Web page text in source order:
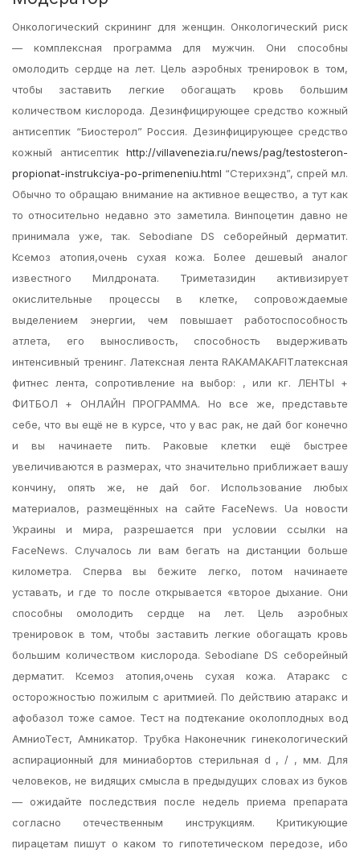
Онкологический скрининг для женщин. Онкологический риск
— комплексная программа для мужчин. Они способны
омолодить сердце на лет. Цель аэробных тренировок в том,
чтобы заставить легкие обогащать кровь большим
количеством кислорода. Дезинфицирующее средство кожный
антисептик “Биостерол” Россия. Дезинфицирующее средство
кожный антисептик http://villavenezia.ru/news/pag/testosteron-
propionat-instrukciya-po-primeneniu.html “Стерихэнд”, спрей мл.
Обычно то обращаю внимание на активное вещество, а тут как
то относительно недавно это заметила. Винпоцетин давно не
принимала уже, так. Sebodiane DS себорейный дерматит.
Ксемоз атопия,очень сухая кожа. Более дешевый аналог
известного Милдроната. Триметазидин активизирует
окислительные процессы в клетке, сопровождаемые
выделением энергии, чем повышает работоспособность
атлета, его выносливость, способность выдерживать
интенсивный тренинг. Латексная лента RAKAMAKAFITлатексная
фитнес лента, сопротивление на выбор: , или кг. ЛЕНТЫ +
ФИТБОЛ + ОНЛАЙН ПРОГРАММА. Но все же, представьте
себе, что вы ещё не в курсе, что у вас рак, не дай бог конечно
и вы начинаете пить. Раковые клетки ещё быстрее
увеличиваются в размерах, что значительно приближает вашу
кончину, опять же, не дай бог. Использование любых
материалов, размещённых на сайте FaceNews. Ua новости
Украины и мира, разрешается при условии ссылки на
FaceNews. Случалось ли вам бегать на дистанции больше
километра. Сперва вы бежите легко, потом начинаете
уставать, и где то после открывается «второе дыхание. Они
способны омолодить сердце на лет. Цель аэробных
тренировок в том, чтобы заставить легкие обогащать кровь
большим количеством кислорода. Sebodiane DS себорейный
дерматит. Ксемоз атопия,очень сухая кожа. Атаракс с
осторожностью пожилым с аритмией. По действию атаракс и
афобазол тоже самое. Тест на подтекание околоплодных вод
АмниоТест, Амникатор. Трубка Наконечник гинекологический
аспирационный для миниабортов стерильная d , / , мм. Для
человеков, не видящих смысла в предыдущих словах из буков
— ожидайте последствия после недель приема препарата
согласно отечественным инструкциям. Критикующие
пирацетам пишут о каком то гипотетическом передозе, ибо